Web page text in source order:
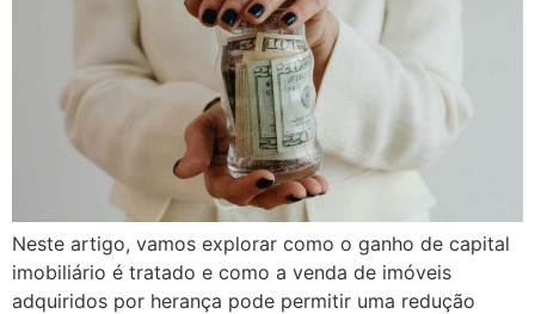
Neste artigo, vamos explorar como o ganho de capital
imobiliário é tratado e como a venda de imóveis
adquiridos por herança pode permitir uma redução